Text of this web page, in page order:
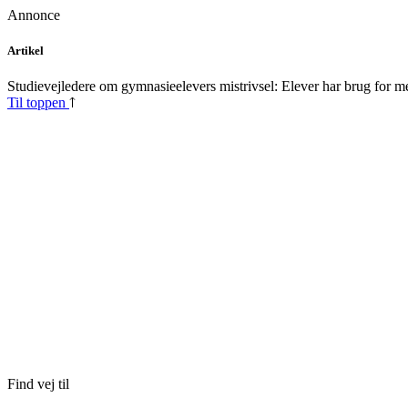
Annonce
Skip
content
Artikel
Studievejledere om gymnasieelevers mistrivsel: Elever har brug for
Til toppen
Find vej til